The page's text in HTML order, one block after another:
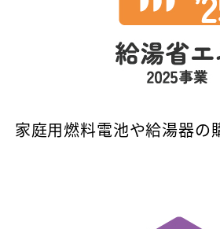
家庭用燃料電池や給湯器の